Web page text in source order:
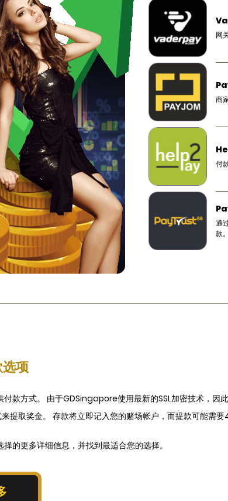
网
商
付
通
款。
项
款方式。 由于GDSingapore使用最新的SSL加密技术，因
取奖金。 存款将立即记入您的赌场帐户，而提款可能需要
的更多详细信息，并找到最适合您的选择。